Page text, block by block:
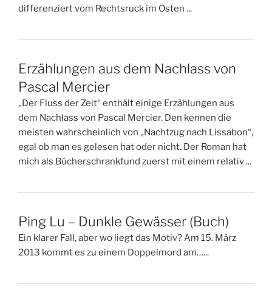
differenziert vom Rechtsruck im Osten ...
Erzählungen aus dem Nachlass von
Pascal Mercier
„Der Fluss der Zeit“ enthält einige Erzählungen aus
dem Nachlass von Pascal Mercier. Den kennen die
meisten wahrscheinlich von „Nachtzug nach Lissabon“,
egal ob man es gelesen hat oder nicht. Der Roman hat
mich als Bücherschrankfund zuerst mit einem relativ ...
Ping Lu – Dunkle Gewässer (Buch)
Ein klarer Fall, aber wo liegt das Motiv? Am 15. März
2013 kommt es zu einem Doppelmord am…...